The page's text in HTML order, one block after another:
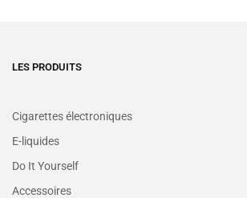
LES PRODUITS
Cigarettes électroniques
E-liquides
Do It Yourself
Accessoires